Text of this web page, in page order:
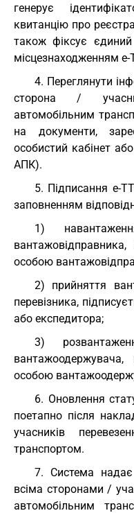
генерує
квитанцію про
також фіксує
місцезнаходженням
4. Переглянути
сторона /
автомобільним
на документи,
особистий кабінет
АПК).
5. Підписання е-
заповненням
1)
особою
2) прийняття
перевізника,
або експедитора;
3)
вантажоодержувача,
особою
6. Оновлення
поетапно після
учасників
транспортом.
7. Система
всіма сторонами /
автомобільним